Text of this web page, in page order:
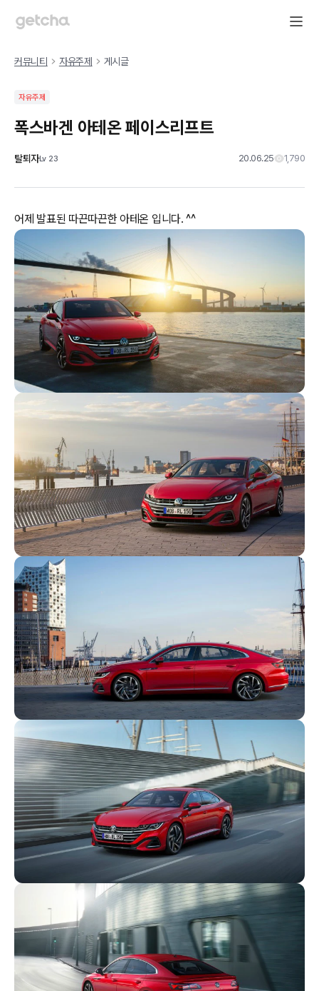
커뮤니티 자유주제 게시글
자유주제
폭스바겐 아테온 페이스리프트
탈퇴자Lv 23 20.06.25 1,790
어제 발표된 따끈따끈한 아테온 입니다. ^^